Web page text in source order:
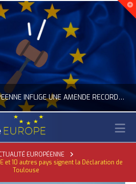
LA COMMISSION EUROPÉENNE INFLIGE UNE AMENDE RECORD À GOOGLE
DE LA REPRÉSENTATION D’OCCITANIE EUROPE, NUMÉRIQUE- DIGITAL
EUROPÉENNE
et 10 autres pays signent la Déclaration de
Toulouse